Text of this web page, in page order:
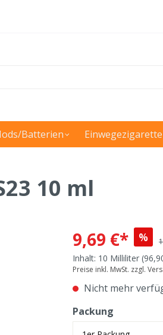
Batterien
10 ml
9,69 €* %
Inhalt: 10 Milliliter
Preise inkl. MwSt. zzgl.
Nicht mehr
Packung